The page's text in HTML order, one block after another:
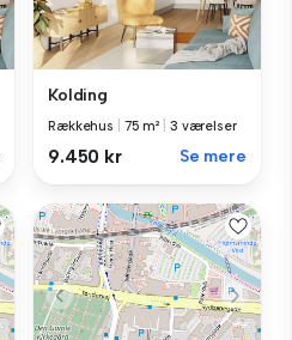
Kolding
Rækkehus 75 m² 3 værelser
9.450 kr Se mere